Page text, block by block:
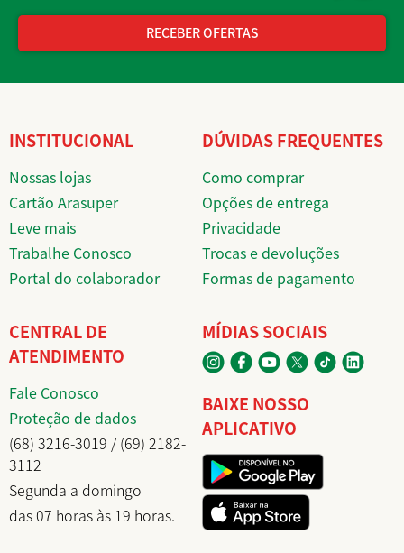
RECEBER OFERTAS
INSTITUCIONAL
Nossas lojas
Cartão Arasuper
Leve mais
Trabalhe Conosco
Portal do colaborador
DÚVIDAS FREQUENTES
Como comprar
Opções de entrega
Privacidade
Trocas e devoluções
Formas de pagamento
CENTRAL DE
ATENDIMENTO
Fale Conosco
Proteção de dados
(68) 3216-3019 / (69) 2182-
3112
Segunda a domingo
das 07 horas às 19 horas.
MÍDIAS SOCIAIS
BAIXE NOSSO
APLICATIVO